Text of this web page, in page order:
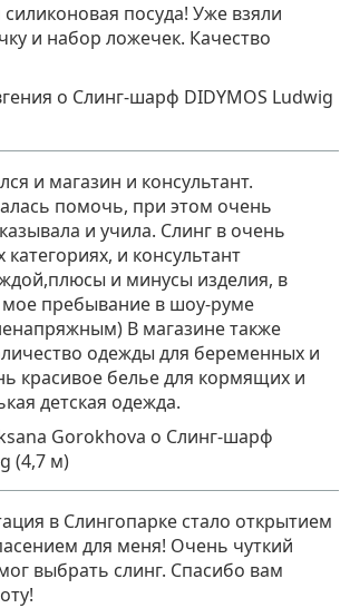
посуда! Уже взяли
и набор ложечек. Качество
о Слинг-шарф DIDYMOS Ludwig
и магазин и консультант.
помочь, при этом очень
и учила. Слинг в очень
и консультант
и минусы изделия, в
пребывание в шоу-руме
В магазине также
одежды для беременных и
красивое белье для кормящих и
детская одежда.
Gorokhova о Слинг-шарф
(4,7 м)
в Слингопарке стало открытием
для меня! Очень чуткий
выбрать слинг. Спасибо вам